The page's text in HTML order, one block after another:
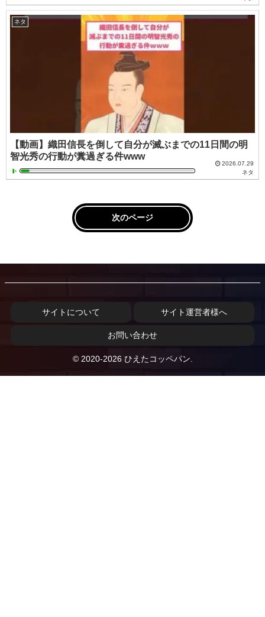
ネタ
【動画】織田信長を倒して自分が滅ぶまでの11日間の明
智光秀の行動が糞過ぎる件www
2026.07.29
ネタ
次のページ
サイトについて サイト運営者様へ
お問い合わせ
© 2020-2026 ひえたコッペパン.